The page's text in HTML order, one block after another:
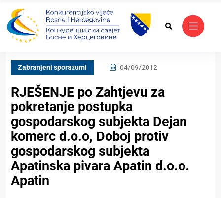
Zabranjeni sporazumi 04/09/2012
RJEŠENJE po Zahtjevu za
pokretanje postupka
gospodarskog subjekta Dejan
komerc d.o.o, Doboj protiv
gospodarskog subjekta
Apatinska pivara Apatin d.o.o.
Apatin